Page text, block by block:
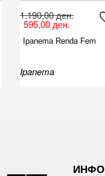
1.190,00 ден.
595,00 ден.
Ipanema Renda Fem
Ipanema